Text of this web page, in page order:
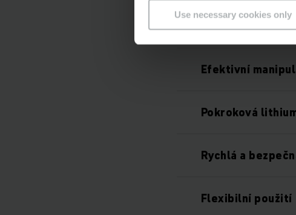
Use necessary cookies only
Efektivní
Pokroková
Rychlá a
Flexibilní použití